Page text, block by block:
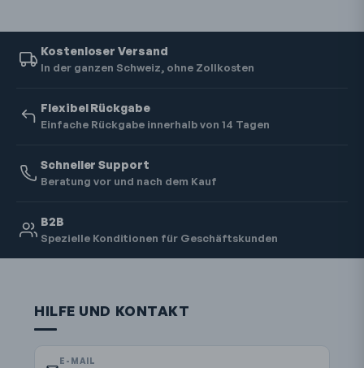
Kostenloser Versand
In der ganzen Schweiz, ohne Zollkosten
Flexibel Rückgabe
Einfache Rückgabe innerhalb von 14 Tagen
Schneller Support
Beratung vor und nach dem Kauf
B2B
Spezielle Konditionen für Geschäftskunden
HILFE UND KONTAKT
E-MAIL